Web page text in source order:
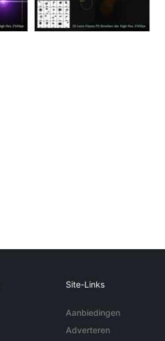
Site-Links
Aanbiedingen
Adverteren